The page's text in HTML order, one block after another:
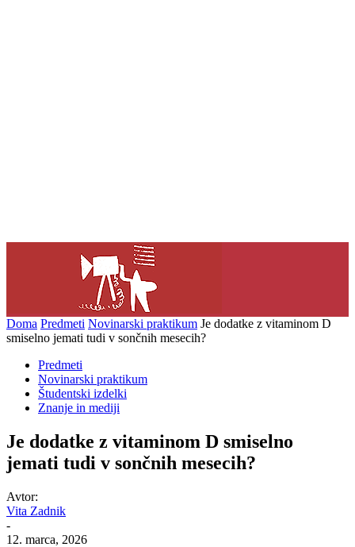
Doma Predmeti Novinarski praktikum Je dodatke z vitaminom D
smiselno jemati tudi v sončnih mesecih?
Predmeti
Novinarski praktikum
Študentski izdelki
Znanje in mediji
Je dodatke z vitaminom D smiselno
jemati tudi v sončnih mesecih?
Avtor:
Vita Zadnik
-
12. marca, 2026